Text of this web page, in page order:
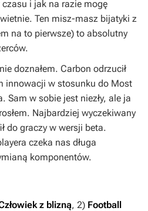
czasu i jak na razie mogę
Ten misz-masz bijatyki z
na to pierwsze) to absolutny
doznałem. Carbon odrzucił
innowacji w stosunku do Most
. Sam w sobie jest niezły, ale ja
Najbardziej wyczekiwany
do graczy w wersji beta.
czeka nas długa
komponentów.
z blizną, 2) Football